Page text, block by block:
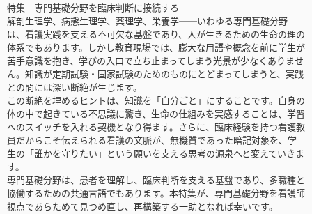
特集 専門基礎分野を臨床判断に接続する
解剖生理学、病態生理学、薬理学、栄養学──いわゆる専門基礎分野
は、看護実践を支える不可欠な基盤であり、人が生きるための生命の理の
体系でもあります。しかし教育現場では、膨大な用語や概念を前に学生が
苦手意識を抱き、学びの入口で立ち止まってしまう光景が少なくありませ
ん。知識が定期試験・国家試験のためのものにとどまってしまうと、実践
との間には深い断絶が生じます。
この断絶を埋めるヒントは、知識を「自分ごと」にすることです。自身の
体の中で起きている不思議に驚き、生命の仕組みを実感することは、学習
へのスイッチを入れる契機となり得ます。さらに、臨床経験を持つ看護教
員だからこそ伝えられる看護の文脈が、無機質であった暗記対象を、学
生の「誰かを守りたい」という願いを支える思考の源泉へと変えていきま
す。
専門基礎分野は、患者を理解し、臨床判断を支える基盤であり、多職種と
協働するための共通言語でもあります。本特集が、専門基礎分野を看護師
視点であらためて見つめ直し、再構築する一助となれば幸いです。